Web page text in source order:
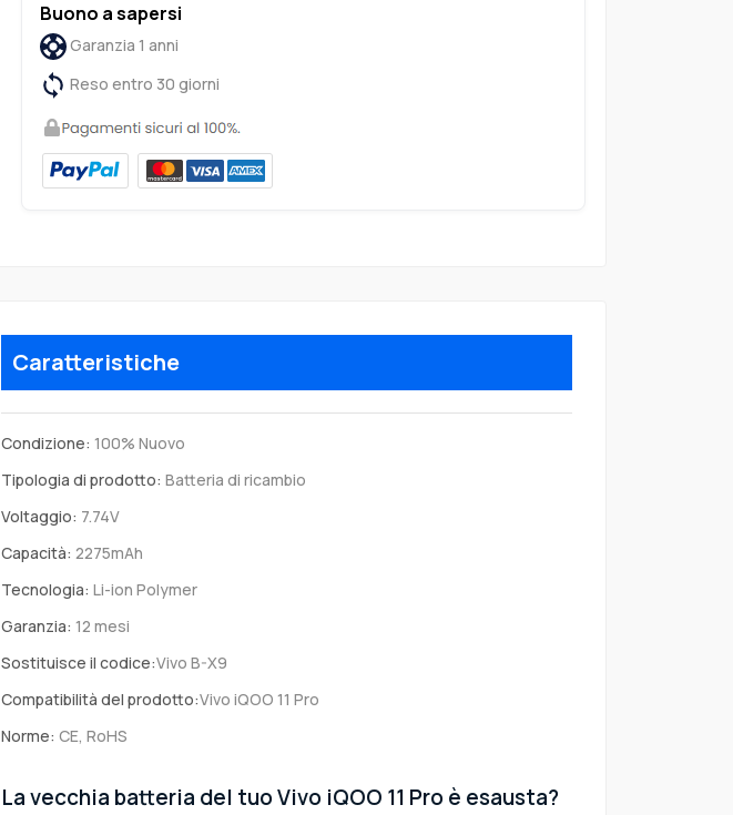
Buono a sapersi
Garanzia 1 anni
Reso entro 30 giorni
Caratteristiche
Condizione: 100% Nuovo
Tipologia di prodotto: Batteria di ricambio
Voltaggio: 7.74V
Capacità: 2275mAh
Tecnologia: Li-ion Polymer
Garanzia: 12 mesi
Sostituisce il codice:Vivo B-X9
Compatibilità del prodotto:Vivo iQOO 11 Pro
Norme: CE, RoHS
La vecchia batteria del tuo Vivo iQOO 11 Pro è esausta?